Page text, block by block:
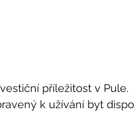
příležitost v Pule.
k užívání byt